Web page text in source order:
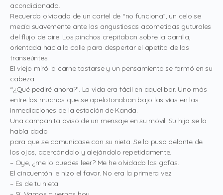
acondicionado.
Recuerdo olvidado de un cartel de “no funciona”, un celo se
mecía suavemente ante las angustiosas acometidas guturales
del flujo de aire. Los pinchos crepitaban sobre la parrilla,
orientada hacia la calle para despertar el apetito de los
transeúntes.
El viejo miró la carne tostarse y un pensamiento se formó en su
cabeza:
“¿Qué pediré ahora?”. La vida era fácil en aquel bar. Uno más
entre los muchos que se apelotonaban bajo las vías en las
inmediaciones de la estación de Kanda.
Una campanita avisó de un mensaje en su móvil. Su hija se lo
había dado
para que se comunicase con su nieta. Se lo puso delante de
los ojos, acercándolo y alejándolo repetidamente.
– Oye, ¿me lo puedes leer? Me he olvidado las gafas.
El cincuentón le hizo el favor. No era la primera vez.
– Es de tu nieta.